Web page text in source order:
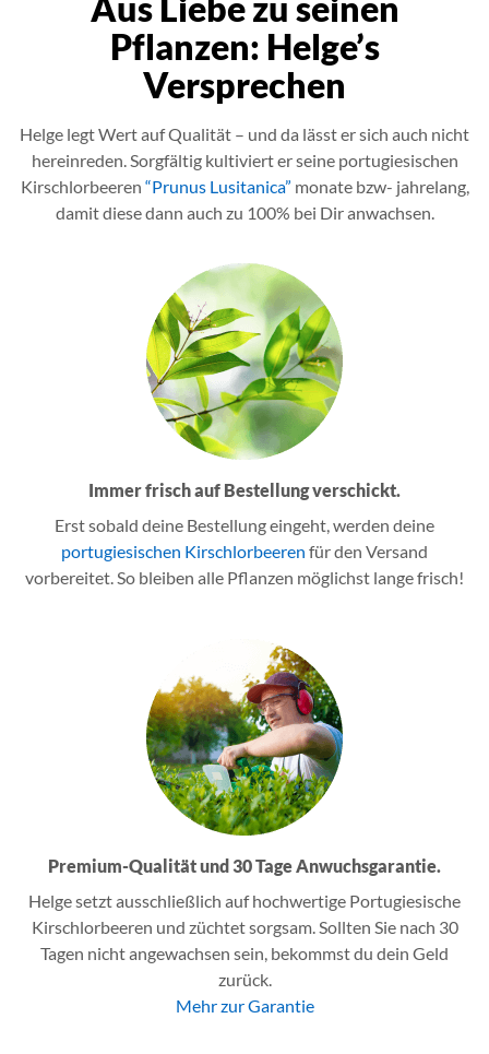
Aus Liebe zu seinen
Pflanzen: Helge’s
Versprechen
Helge legt Wert auf Qualität – und da lässt er sich auch nicht
hereinreden. Sorgfältig kultiviert er seine portugiesischen
Kirschlorbeeren “Prunus Lusitanica” monate bzw- jahrelang,
damit diese dann auch zu 100% bei Dir anwachsen.
Immer frisch auf Bestellung verschickt.
Erst sobald deine Bestellung eingeht, werden deine
portugiesischen Kirschlorbeeren für den Versand
vorbereitet. So bleiben alle Pflanzen möglichst lange frisch!
Premium-Qualität und 30 Tage Anwuchsgarantie.
Helge setzt ausschließlich auf hochwertige Portugiesische
Kirschlorbeeren und züchtet sorgsam. Sollten Sie nach 30
Tagen nicht angewachsen sein, bekommst du dein Geld
zurück.
Mehr zur Garantie